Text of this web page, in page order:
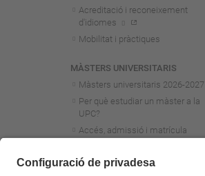
Acreditació i reconeixement
d'idiomes
Mobilitat i pràctiques
MÀSTERS UNIVERSITARIS
Màsters universitaris 2026-2027
Per què estudiar un màster a la
UPC?
Accés, admissió i matrícula
Calendari i normatives